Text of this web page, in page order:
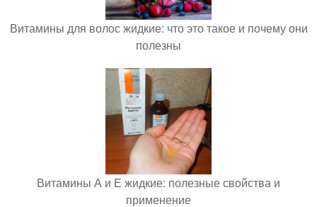
Витамины для волос жидкие: что это такое и почему они
полезны
Витамины А и Е жидкие: полезные свойства и
применение